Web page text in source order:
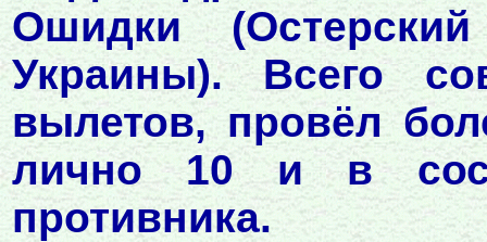
Ошидки
Украины). Всего
вылетов, провёл
лично 10 и в
противника.